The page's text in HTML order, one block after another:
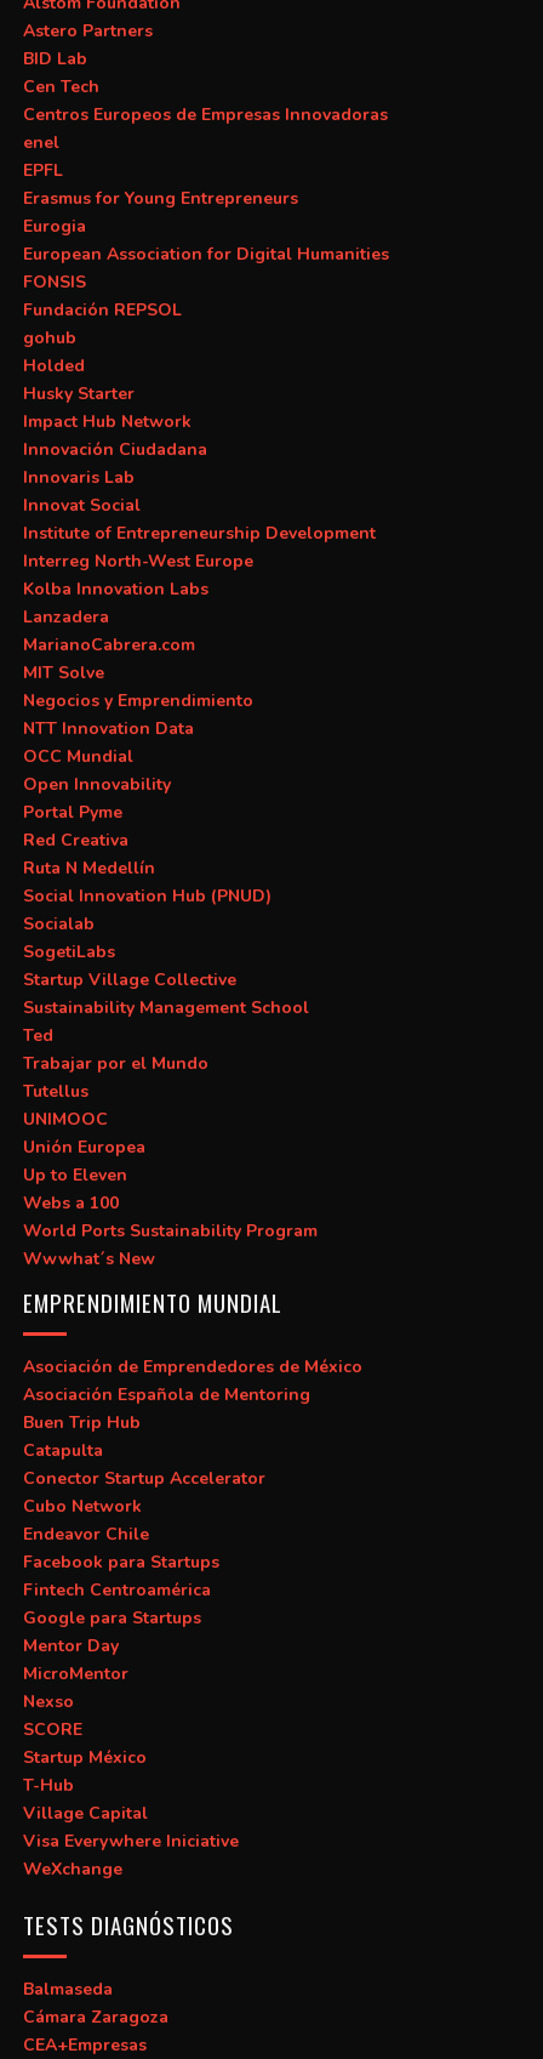
Astero Partners
BID Lab
Cen Tech
Centros Europeos de Empresas Innovadoras
enel
EPFL
Erasmus for Young Entrepreneurs
Eurogia
European Association for Digital Humanities
FONSIS
Fundación REPSOL
gohub
Holded
Husky Starter
Impact Hub Network
Innovación Ciudadana
Innovaris Lab
Innovat Social
Institute of Entrepreneurship Development
Interreg North-West Europe
Kolba Innovation Labs
Lanzadera
MarianoCabrera.com
MIT Solve
Negocios y Emprendimiento
NTT Innovation Data
OCC Mundial
Open Innovability
Portal Pyme
Red Creativa
Ruta N Medellín
Social Innovation Hub (PNUD)
Socialab
SogetiLabs
Startup Village Collective
Sustainability Management School
Ted
Trabajar por el Mundo
Tutellus
UNIMOOC
Unión Europea
Up to Eleven
Webs a 100
World Ports Sustainability Program
Wwwhat´s New
EMPRENDIMIENTO MUNDIAL
Asociación de Emprendedores de México
Asociación Española de Mentoring
Buen Trip Hub
Catapulta
Conector Startup Accelerator
Cubo Network
Endeavor Chile
Facebook para Startups
Fintech Centroamérica
Google para Startups
Mentor Day
MicroMentor
Nexso
SCORE
Startup México
T-Hub
Village Capital
Visa Everywhere Iniciative
WeXchange
TESTS DIAGNÓSTICOS
Balmaseda
Cámara Zaragoza
CEA+Empresas